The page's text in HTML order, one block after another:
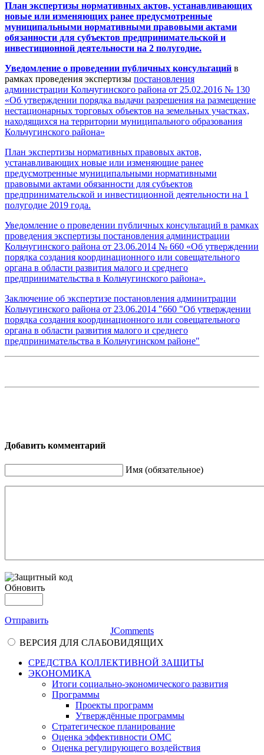
План экспертизы нормативных актов, устанавливающих
новые или изменяющих ранее предусмотренные
муниципальными нормативными правовыми актами
обязанности для субъектов предпринимательской и
инвестиционной деятельности на 2 полугодие.
Уведомление о проведении публичных консультаций в
рамках проведения экспертизы постановления
администрации Кольчугинского района от 25.02.2016 № 130
«Об утверждении порядка выдачи разрешения на размещение
нестационарных торговых объектов на земельных участках,
находящихся на территории муниципального образования
Кольчугинского района»
План экспертизы нормативных правовых актов,
устанавливающих новые или изменяющие ранее
предусмотренные муниципальными нормативными
правовыми актами обязанности для субъектов
предпринимательской и инвестиционной деятельности на 1
полугодие 2019 года.
Уведомление о проведении публичных консультаций в рамках
проведения экспертизы постановления администрации
Кольчугинского района от 23.06.2014 № 660 «Об утверждении
порядка создания координационного или совещательного
органа в области развития малого и среднего
предпринимательства в Кольчугинского района».
Заключение об экспертизе постановления админитрации
Кольчугинского района от 23.06.2014 "660 "Об утверждении
порядка создания координационного или совещательного
органа в области развития малого и среднего
предпринимательства в Кольчугинском районе"
Добавить комментарий
Имя (обязательное)
Обновить
Отправить
JComments
ВЕРСИЯ ДЛЯ СЛАБОВИДЯЩИХ
СРЕДСТВА КОЛЛЕКТИВНОЙ ЗАЩИТЫ
ЭКОНОМИКА
Итоги социально-экономического развития
Программы
Проекты программ
Утверждённые программы
Стратегическое планирование
Оценка эффективности ОМС
Оценка регулирующего воздействия